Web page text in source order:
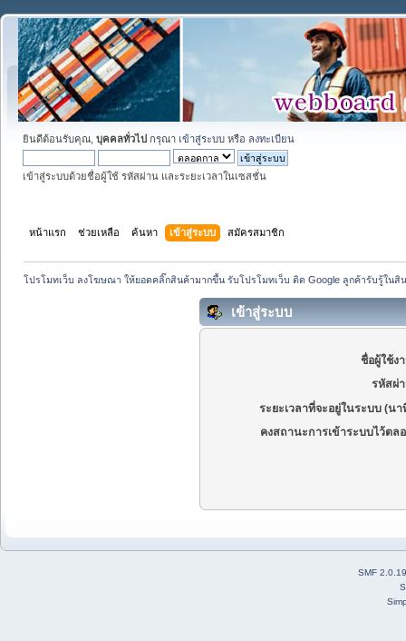
ยินดีต้อนรับคุณ, บุคคลทั่วไป กรุณา เข้าสู่ระบบ หรือ ลงทะเบียน
เข้าสู่ระบบด้วยชื่อผู้ใช้ รหัสผ่าน และระยะเวลาในเซสชั่น
หน้าแรก ช่วยเหลือ ค้นหา เข้าสู่ระบบ สมัครสมาชิก
โปรโมทเว็บ ลงโฆษณา ให้ยอดคลิ๊กสินค้ามากขึ้น รับโปรโมทเว็บ ติด Google ลูกค้ารับรู้ใน
เข้าสู่ระบบ
ชื่อผู้ใช้ง
รหัสผ่
ระยะเวลาที่จะอยู่ในระบบ (นา
คงสถานะการเข้าระบบไว้ตล
SMF 2.0.19